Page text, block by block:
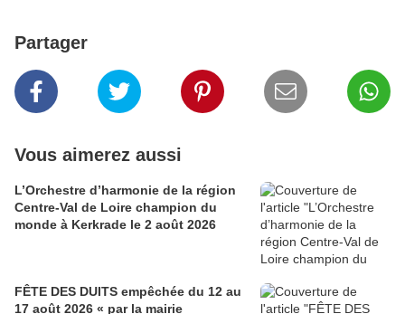
Partager
Vous aimerez aussi
L’Orchestre d’harmonie de la région
Centre-Val de Loire champion du
monde à Kerkrade le 2 août 2026
FÊTE DES DUITS empêchée du 12 au
17 août 2026 « par la mairie